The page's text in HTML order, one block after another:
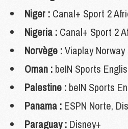
Niger : Canal+ Sport 2
Nigeria : Canal+ Sport 2
Norvège :Viaplay Norway
Oman : beIN Sports
Palestine : beIN Sports
Panama : ESPN Norte,
Paraguay : Disney+